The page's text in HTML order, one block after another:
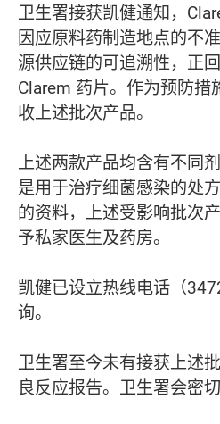
卫生署接获凯健通知，
因应原料药制造地点的不
源供应链的可追溯性，正
Clarem 药片。作为预防措
收上述批次产品。
上述两款产品均含有不同
是用于治疗细菌感染的处
的资料，上述受影响批次
予私家医生及药房。
凯健已设立热线电话（
询。
卫生署至今未有接获上述
良反应报告。卫生署会密